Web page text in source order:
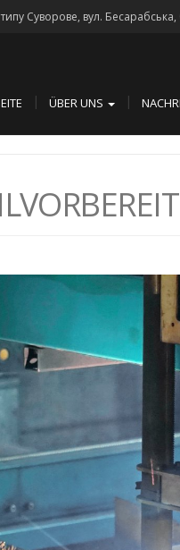
Суворове, вул. Бесарабська,
ÜBER UNS